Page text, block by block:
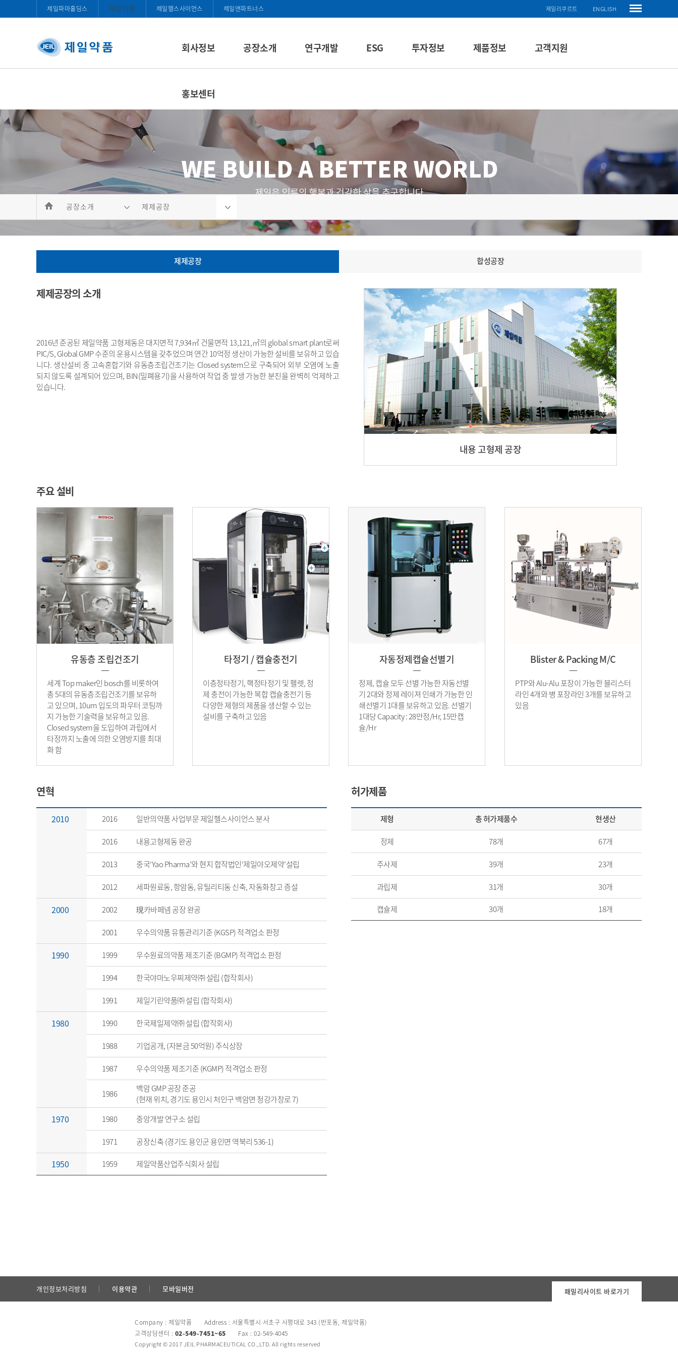
제일파마홀딩스 제일약품 제일헬스사이언스 제일앤파트너스 제일리쿠르트 ENGLISH
회사정보 공장소개 연구개발 ESG 투자정보 제품정보 고객지원
홍보센터
공장소개 제제공장
제제공장 합성공장
제제공장의 소개
내용 고형제 공장
2016년 준공된 제일약품 고형제동은 대지면적 7,934㎡ 건물면적 13,121,㎡의 global smart plant로써
PIC/S, Global GMP 수준의 운용시스템을 갖추었으며 연간 10억정 생산이 가능한 설비를 보유하고 있습
니다. 생산설비 중 고속혼합기와 유동층조립건조기는 Closed system으로 구축되어 외부 오염에 노출
되지 않도록 설계되어 있으며, BIN(밀폐용기)을 사용하여 작업 중 발생 가능한 분진을 완벽히 억제하고
있습니다.
주요 설비
유동층 조립건조기
세계 Top maker인 bosch를 비롯하여
총 5대의 유동층조립건조기를 보유하
고 있으며, 10um 입도의 파우터 코팅까
지 가능한 기술력을 보유하고 있음.
Closed system을 도입하여 과립에서
타정까지 노출에 의한 오염방지를 최대
화 함
타정기 / 캡슐충전기
이층정타정기, 핵정타정기 및 펠렛, 정
제 충전이 가능한 복합 캡슐충전기 등
다양한 제형의 제품을 생산할 수 있는
설비를 구축하고 있음
자동정제캡슐선별기
정제, 캡슐 모두 선별 가능한 자동선별
기 2대와 정제 레이져 인쇄가 가능한 인
쇄선별기 1대를 보유하고 있음. 선별기
1대당 Capacity : 28만정/Hr, 15만캡
슐/Hr
Blister & Packing M/C
PTP와 Alu-Alu 포장이 가능한 블리스터
라인 4개와 병 포장라인 3개를 보유하고
있음
연혁
2010 2016 일반의약품 사업부문 제일헬스사이언스 분사
2016 내용고형제동 완공
2013 중국‘Yao Pharma’와 현지 합작법인‘제일야오제약’설립
2012 세파원료동, 항암동, 유틸리티동 신축, 자동화창고 증설
2000 2002 現카바페넴 공장 완공
2001 우수의약품 유통관리기준 (KGSP) 적격업소 판정
1990 1999 우수원료의약품 제조기준 (BGMP) 적격업소 판정
1994 한국야마노우찌제약㈜ 설립 (합작회사)
1991 제일기린약품㈜ 설립 (합작회사)
1980 1990 한국제일제약㈜ 설립 (합작회사)
1988 기업공개, (자본금 50억원) 주식상장
1987 우수의약품 제조기준 (KGMP) 적격업소 판정
1986
백암 GMP 공장 준공
(현재 위치, 경기도 용인시 처인구 백암면 청강가창로 7)
1970 1980 중앙개발 연구소 설립
1971 공장신축 (경기도 용인군 용인면 역북리 536-1)
1950 1959 제일약품산업주식회사 설립
허가제품
제형 총 허가제품수 현생산
정제 78개 67개
주사제 39개 23개
과립제 31개
30개
캡슐제
30개 18개
개인정보처리방침 이용약관 모바일버전 패밀리사이트 바로가기
Company : 제일약품 Address : 서울특별시 서초구 사평대로 343 (반포동, 제일약품)
고객상담센터 : 02-549-7451~65 Fax : 02-549-4045
Copyright © 2017 JEIL PHARMACEUTICAL CO.,LTD. All rights reserved